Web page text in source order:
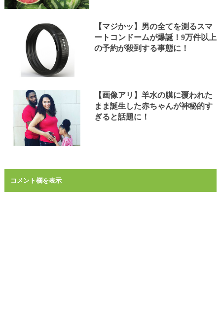
【マジかッ】男の全てを測るスマ
ートコンドームが爆誕！9万件以上
の予約が殺到する事態に！
【画像アリ】羊水の膜に覆われた
まま誕生した赤ちゃんが神秘的す
ぎると話題に！
コメント欄を表示